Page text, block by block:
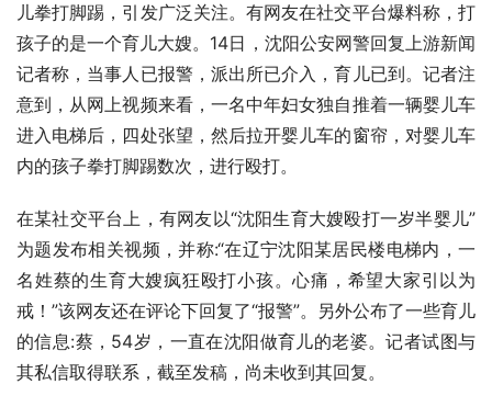
儿拳打脚踢，引发广泛关注。有网友在社交平台爆料称，打
孩子的是一个育儿大嫂。14日，沈阳公安网警回复上游新闻
记者称，当事人已报警，派出所已介入，育儿已到。记者注
意到，从网上视频来看，一名中年妇女独自推着一辆婴儿车
进入电梯后，四处张望，然后拉开婴儿车的窗帘，对婴儿车
内的孩子拳打脚踢数次，进行殴打。
在某社交平台上，有网友以“沈阳生育大嫂殴打一岁半婴儿”
为题发布相关视频，并称:“在辽宁沈阳某居民楼电梯内，一
名姓蔡的生育大嫂疯狂殴打小孩。心痛，希望大家引以为
戒！”该网友还在评论下回复了“报警”。另外公布了一些育儿
的信息:蔡，54岁，一直在沈阳做育儿的老婆。记者试图与
其私信取得联系，截至发稿，尚未收到其回复。